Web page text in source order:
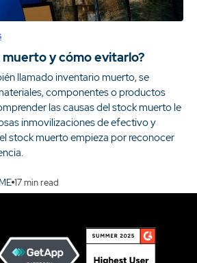
muerto y cómo evitarlo?
llamado inventario muerto, se
componentes o productos
las causas del stock muerto le
inmovilizaciones de efectivo y
stock muerto empieza por reconocer
17min read